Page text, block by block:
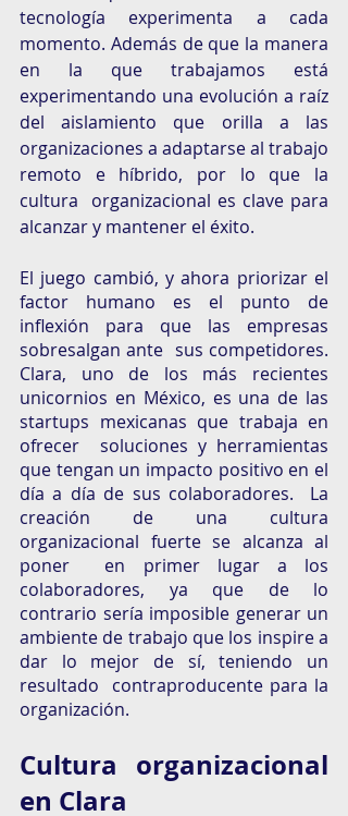
tecnología experimenta a cada
momento. Además de que la manera
en la que trabajamos está
experimentando una evolución a raíz
del aislamiento que orilla a las
organizaciones a adaptarse al trabajo
remoto e híbrido, por lo que la
cultura  organizacional es clave para
alcanzar y mantener el éxito.
El juego cambió, y ahora priorizar el
factor humano es el punto de
inflexión para que las empresas
sobresalgan ante  sus competidores.
Clara, uno de los más recientes
unicornios en México, es una de las
startups mexicanas que trabaja en
ofrecer  soluciones y herramientas
que tengan un impacto positivo en el
día a día de sus colaboradores.  La
creación de una cultura
organizacional fuerte se alcanza al
poner  en primer lugar a los
colaboradores, ya que de lo
contrario sería imposible generar un
ambiente de trabajo que los inspire a
dar lo mejor de sí, teniendo un
resultado  contraproducente para la
organización.
Cultura organizacional
en Clara